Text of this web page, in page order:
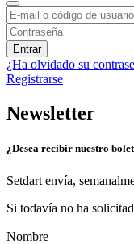
Entrar
¿Ha olvidado su
Registrarse
Newsletter
¿Desea recibir nuestro
Setdart envía,
Si todavía no ha
Nombre